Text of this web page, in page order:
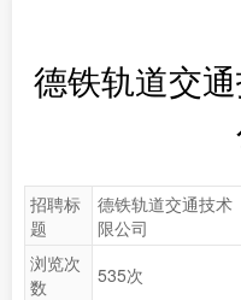
德铁轨道交
招聘标
题
德铁轨道交通技术
限公司
浏览次
数
535次